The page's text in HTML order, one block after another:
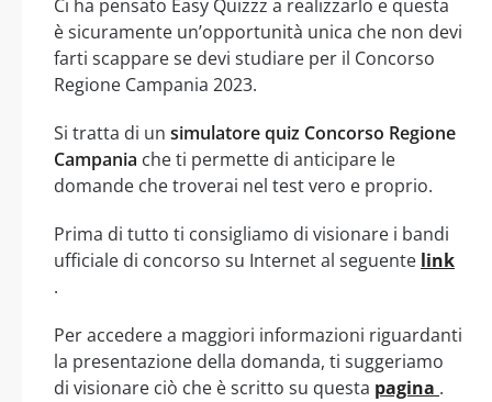
Ci ha pensato Easy Quizzz a realizzarlo e questa
è sicuramente un’opportunità unica che non devi
farti scappare se devi studiare per il Concorso
Regione Campania 2023.
Si tratta di un simulatore quiz Concorso Regione
Campania che ti permette di anticipare le
domande che troverai nel test vero e proprio.
Prima di tutto ti consigliamo di visionare i bandi
ufficiale di concorso su Internet al seguente link
.
Per accedere a maggiori informazioni riguardanti
la presentazione della domanda, ti suggeriamo
di visionare ciò che è scritto su questa pagina .